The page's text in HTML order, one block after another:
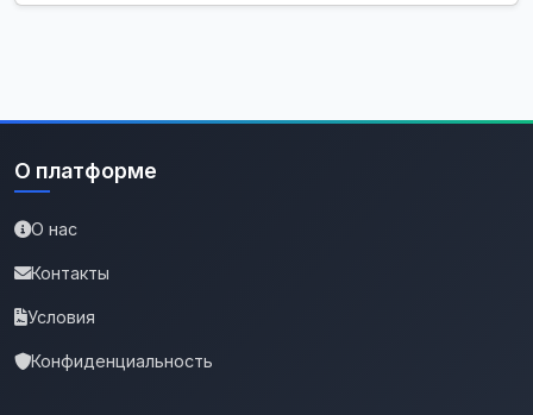
О платформе
О нас
Контакты
Условия
Конфиденциальность